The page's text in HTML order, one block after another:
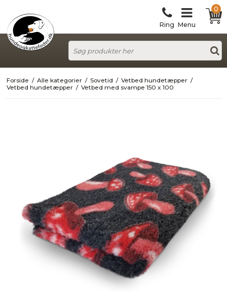
Ring Menu
0
Forside / Alle kategorier / Sovetid / Vetbed hundetæpper /
Vetbed hundetæpper / Vetbed med svampe 150 x 100